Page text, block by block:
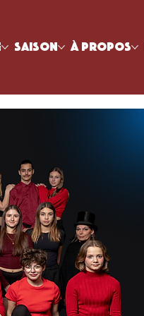
Saison À propos